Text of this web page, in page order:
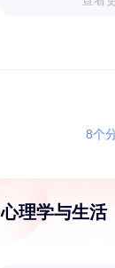
8个
心理学与生活